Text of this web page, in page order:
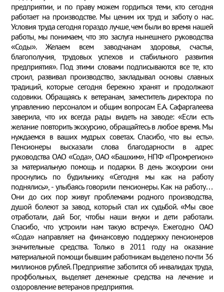
предприятии, и по праву можем гордиться теми, кто сегодня
работает на производстве. Мы ценим их труд и заботу о нас.
Условия труда сегодня гораздо лучше, чем были во время нашей
работы, мы понимаем, что это заслуга нынешнего руководства
«Соды». Желаем всем заводчанам здоровья, счастья,
благополучия, трудовых успехов и стабильного развития
предприятия». Под этими словами подписываются все те, кто
строил, развивал производство, закладывал основы славных
традиций, которые сегодня бережно хранят и продолжают
содовики. Обращаясь к ветеранам, заместитель директора по
управлению персоналом и общим вопросам Е.А. Сафаргалеева
заверила, что их всегда рады видеть на заводе: «Если есть
желание повторить экскурсию, обращайтесь в любое время. Мы
нуждаемся в ваших мудрых советах. Спасибо, что вы есть».
Пенсионеры высказали слова благодарности в адрес
руководства ОАО «Сода», ОАО «Башхим», НПФ «Промрегион»
за материальную помощь и подарки. В день экскурсии они
проснулись по будильнику. «Сегодня мы как на работу
поднялись», - улыбаясь говорили пенсионеры. Как на работу…
Они до сих пор живут проблемами родного производства,
душой болеют за завод, который стал их судьбой. «Мы свое
отработали, дай Бог, чтобы наши внуки и дети работали.
Спасибо, что устроили нам такую встречу». Ежегодно ОАО
«Сода» направляет на финансовую поддержку пенсионеров
значительные средства. Только в 2011 году на оказание
материальной помощи бывшим работникам выделено почти 36
миллионов рублей. Предприятие заботится об инвалидах труда,
профбольных, выделяет денежные средства на лечение и
оздоровление ветеранов предприятия.